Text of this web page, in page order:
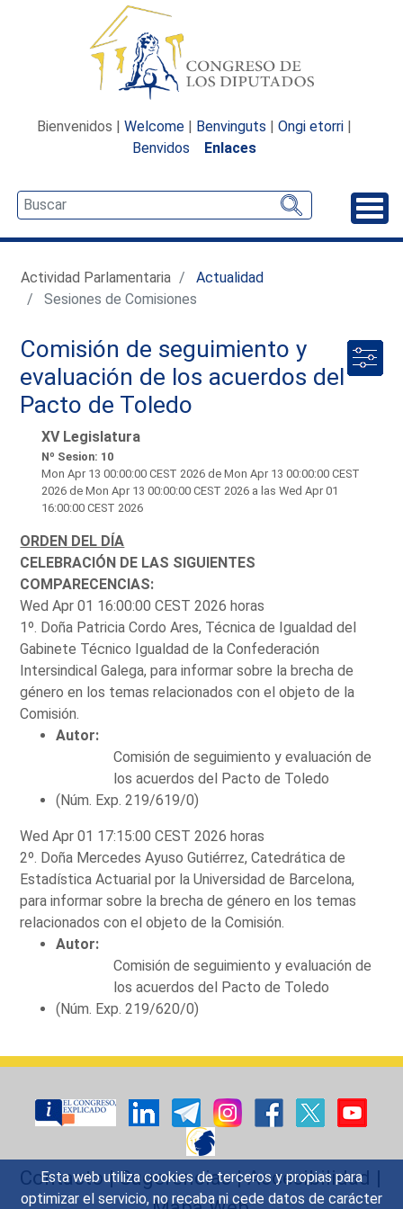
Esta web utiliza cookies de terceros y propias para
optimizar el servicio, no recaba ni cede datos de carácter
Bienvenidos | Welcome | Benvinguts | Ongi etorri |
Benvidos
Enlaces
Actividad Parlamentaria
Actualidad
Sesiones de Comisiones
Comisión de seguimiento y
evaluación de los acuerdos del
Pacto de Toledo
XV Legislatura
Nº Sesion: 10
Mon Apr 13 00:00:00 CEST 2026 de Mon Apr 13 00:00:00 CEST
2026 de Mon Apr 13 00:00:00 CEST 2026 a las Wed Apr 01
16:00:00 CEST 2026
ORDEN DEL DÍA
CELEBRACIÓN DE LAS SIGUIENTES
COMPARECENCIAS:
Wed Apr 01 16:00:00 CEST 2026 horas
1º. Doña Patricia Cordo Ares, Técnica de Igualdad del
Gabinete Técnico Igualdad de la Confederación
Intersindical Galega, para informar sobre la brecha de
género en los temas relacionados con el objeto de la
Comisión.
Autor:
Comisión de seguimiento y evaluación de
los acuerdos del Pacto de Toledo
(Núm. Exp. 219/619/0)
Wed Apr 01 17:15:00 CEST 2026 horas
2º. Doña Mercedes Ayuso Gutiérrez, Catedrática de
Estadística Actuarial por la Universidad de Barcelona,
para informar sobre la brecha de género en los temas
relacionados con el objeto de la Comisión.
Autor:
Comisión de seguimiento y evaluación de
los acuerdos del Pacto de Toledo
(Núm. Exp. 219/620/0)
Contacto|Sugerencias|Accesibilidad |